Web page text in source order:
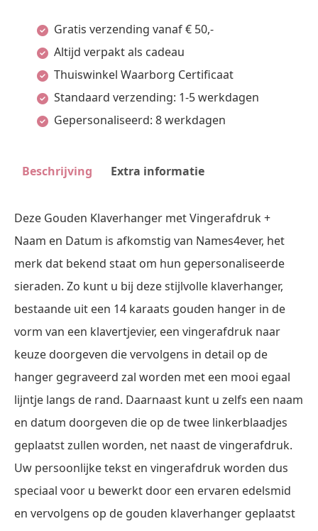
Vingerafdruk
Naam
Datum
Gratis verzending vanaf € 50,-
Altijd verpakt als cadeau
Thuiswinkel Waarborg Certificaat
Standaard verzending: 1-5 werkdagen
Gepersonaliseerd: 8 werkdagen
Beschrijving Extra informatie
Deze Gouden Klaverhanger met Vingerafdruk +
Naam en Datum is afkomstig van Names4ever, het
merk dat bekend staat om hun gepersonaliseerde
sieraden. Zo kunt u bij deze stijlvolle klaverhanger,
bestaande uit een 14 karaats gouden hanger in de
vorm van een klavertjevier, een vingerafdruk naar
keuze doorgeven die vervolgens in detail op de
hanger gegraveerd zal worden met een mooi egaal
lijntje langs de rand. Daarnaast kunt u zelfs een naam
en datum doorgeven die op de twee linkerblaadjes
geplaatst zullen worden, net naast de vingerafdruk.
Uw persoonlijke tekst en vingerafdruk worden dus
speciaal voor u bewerkt door een ervaren edelsmid
en vervolgens op de gouden klaverhanger geplaatst